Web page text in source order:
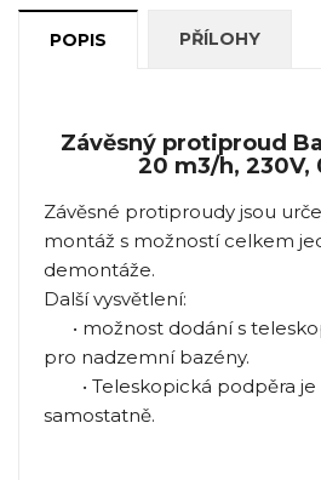
POPIS PŘÍLOHY
Závěsný protiproud
20 m3/h, 230V,
Závěsné protiproudy jsou
montáž s možností celkem
demontáže.
Další vysvětlení:
• možnost dodání s
pro nadzemní bazény.
• Teleskopická podpěra je
samostatně.